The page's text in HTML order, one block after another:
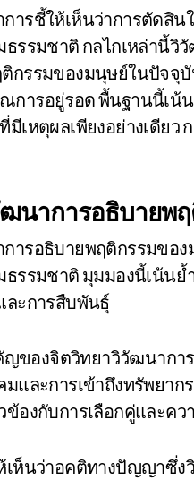
ารชี้ให้เห็นว่าการตัดสิ
ธรรมชาติ กลไกเหล่านี้
กรรมของมนุษย์ในปัจจุบั
ารอยู่รอด พื้นฐานนี้เน้
มีเหตุผลเพียงอย่างเดีย
นาการอธิบายพ
ารอธิบายพฤติกรรมขอ
ธรรมชาติ มุมมองนี้เน้น
ละการสืบพันธุ์
องจิตวิทยาวิวัฒนาการ
มและการเข้าถึงทรัพยา
ข้องกับการเลือกคู่และคว
เห็นว่าอคติทางปัญญาซึ่